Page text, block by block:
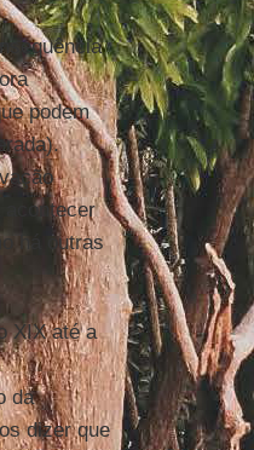
podem
acontecer
há outras
XIX até a
da
dizer que